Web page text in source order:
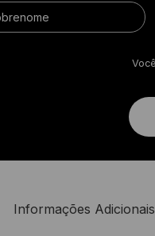
Informações Adicionais